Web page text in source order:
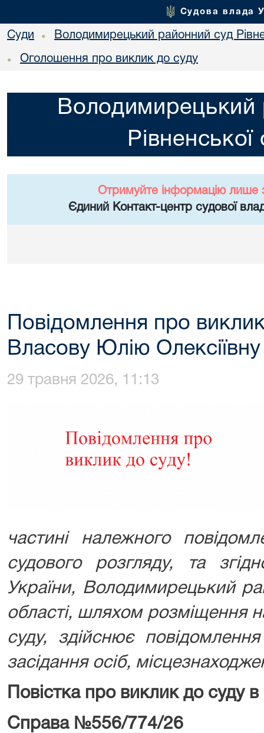
Судова влада
Суди • Володимирецький районний суд
• Оголошення про виклик до суду
Володимирецький
Рівненської
Отримуйте інформацію лише
Єдиний Контакт-центр судової
Повідомлення про
Власову Юлію Олексіївну
29 травня 2026, 11:13
частині належного
судового розгляду,
та
України, Володимирецький
області, шляхом розміщення
суду, здійснює
засідання осіб,
Повістка про виклик до суду в
Справа №556/774/26